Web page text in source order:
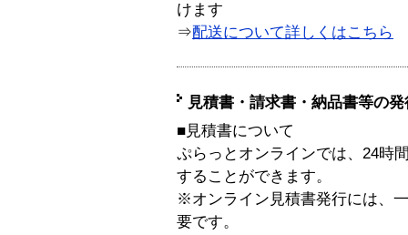
けます
⇒配送について詳しくはこちら
見積書・請求書・納品書等の
■見積書について
ぷらっとオンラインでは、24時
することができます。
※オンライン見積書発行には、
要です。